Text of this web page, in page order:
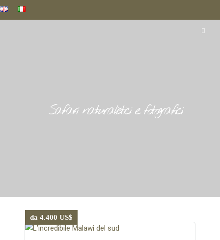
Safari naturalistici e fotografici
da 4.400 US$